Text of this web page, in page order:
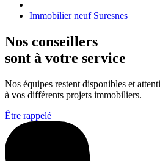
Immobilier neuf Suresnes
Nos conseillers
sont à votre service
Nos équipes restent disponibles et
à vos différents projets immobiliers.
Être rappelé